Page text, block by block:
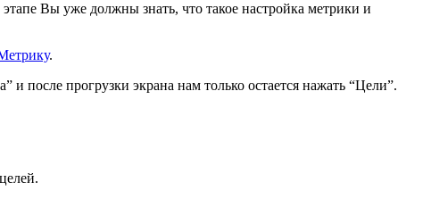
Вы уже должны знать, что такое настройка метрики и
.
после прогрузки экрана нам только остается нажать “Цели”.